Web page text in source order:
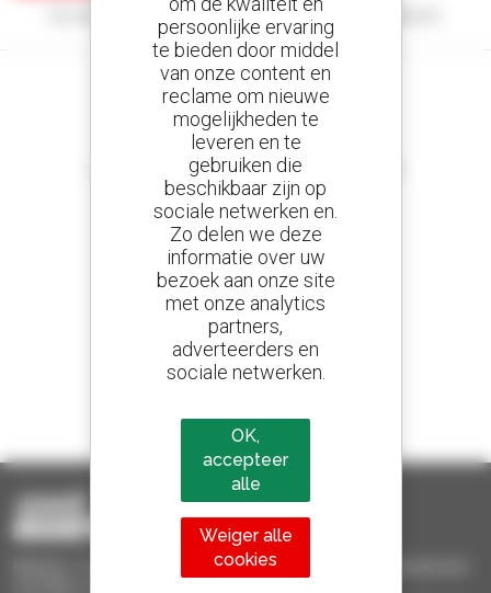
Uw zoekopdracht heeft geen enkel resultaat opgeleverd.
Stel meldingen in
en ontvang advertenties van tweedehandsmaterieel
800 dealers
Manitou wereldwijd
Verkocht in de wereld is een manitou
Manitou Tweedehands - Tweedehands behandelingsmaterieel :
persoonlijke ervaring
te bieden door middel
van onze content en
reclame om nieuwe
mogelijkheden te
leveren en te
gebruiken die
beschikbaar zijn op
sociale netwerken en.
Zo delen we deze
informatie over uw
bezoek aan onze site
met onze analytics
partners,
adverteerders en
sociale netwerken.
OK,
accepteer
alle
Weiger alle
cookies